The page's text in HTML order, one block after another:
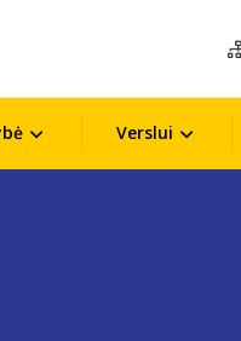
Verslui